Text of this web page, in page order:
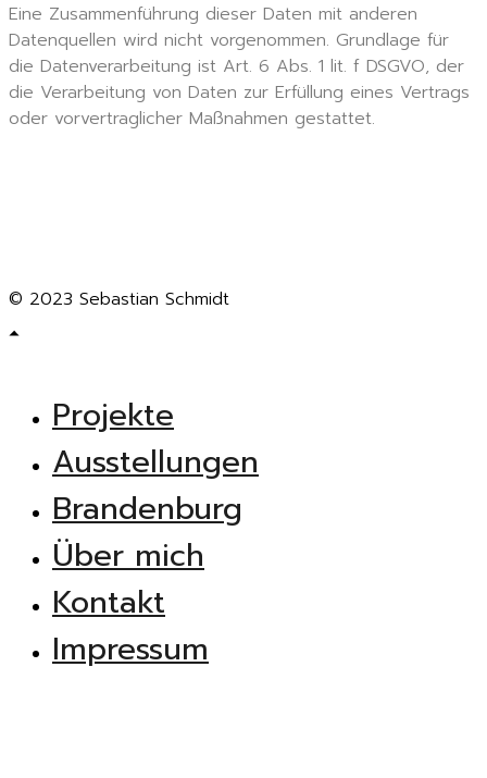
Eine Zusammenführung dieser Daten mit anderen
Datenquellen wird nicht vorgenommen. Grundlage für
die Datenverarbeitung ist Art. 6 Abs. 1 lit. f DSGVO, der
die Verarbeitung von Daten zur Erfüllung eines Vertrags
oder vorvertraglicher Maßnahmen gestattet.
© 2023 Sebastian Schmidt
Projekte
Ausstellungen
Brandenburg
Über mich
Kontakt
Impressum